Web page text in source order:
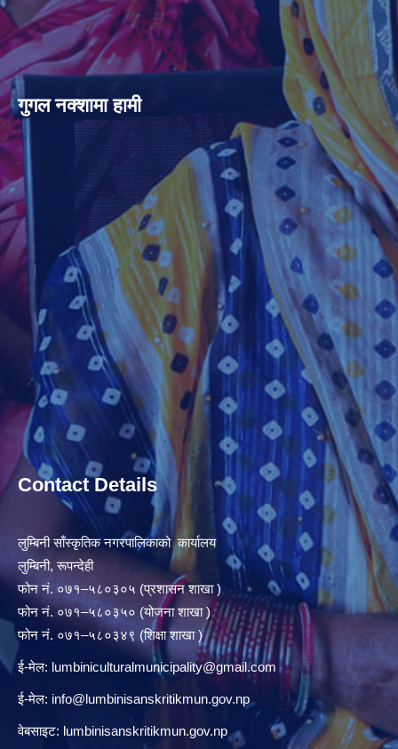
गुगल नक्शामा हामी
Contact Details
लुम्बिनी साँस्कृतिक नगरपालिकाको कार्यालय
लुम्बिनी, रूपन्देही
फोन नं. ०७१–५८०३०५ (प्रशासन शाखा )
फोन नं. ०७१–५८०३५० (योजना शाखा )
फोन नं. ०७१–५८०३४९ (शिक्षा शाखा )
ई-मेल: lumbiniculturalmunicipality@gmail.com
ई-मेल: info@lumbinisanskritikmun.gov.np
वेबसाइट: lumbinisanskritikmun.gov.np